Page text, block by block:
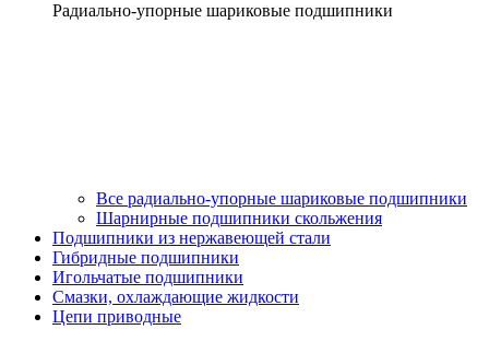
Радиально-упорные шариковые подшипники
Все радиально-упорные шариковые подшипники
Шарнирные подшипники скольжения
Подшипники из нержавеющей стали
Гибридные подшипники
Игольчатые подшипники
Смазки, охлаждающие жидкости
Цепи приводные